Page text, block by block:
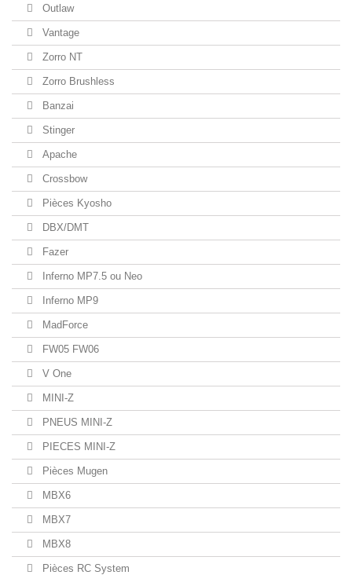
Outlaw
Vantage
Zorro NT
Zorro Brushless
Banzai
Stinger
Apache
Crossbow
Pièces Kyosho
DBX/DMT
Fazer
Inferno MP7.5 ou Neo
Inferno MP9
MadForce
FW05 FW06
V One
MINI-Z
PNEUS MINI-Z
PIECES MINI-Z
Pièces Mugen
MBX6
MBX7
MBX8
Pièces RC System